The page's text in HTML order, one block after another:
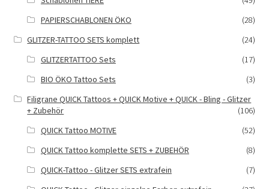
PAPIERSCHABLONEN ÖKO
(28)
GLITZER-TATTOO SETS komplett
(24)
GLITZERTATTOO Sets
(17)
BIO ÖKO Tattoo Sets
(3)
Filigrane QUICK Tattoos + QUICK Motive + QUICK - Bling - Glitzer
+ Zubehör
(106)
QUICK Tattoo MOTIVE
(52)
QUICK Tattoo komplette SETS + ZUBEHÖR
(8)
QUICK-Tattoo - Glitzer SETS extrafein
(7)